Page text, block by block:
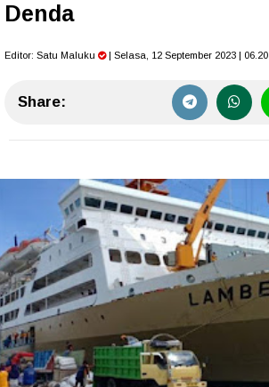
Denda
Editor: Satu Maluku | Selasa, 12 September 2023 | 06.20
Share: